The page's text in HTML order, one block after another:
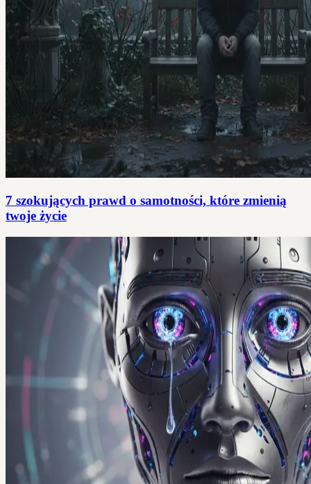
7 szokujących prawd o samotności, które zmienią
twoje życie